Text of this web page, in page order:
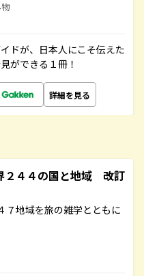
ドが、日本人にこそ伝えた
ができる１冊！
詳細を見る
４４の国と地域 改訂
７地域を旅の雑学とともに